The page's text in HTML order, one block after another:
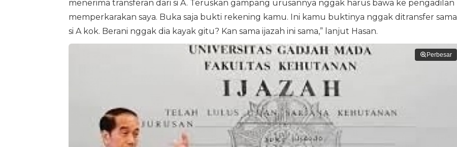
menerima transferan dari si A. Teruskan gampang urusannya nggak harus bawa ke pengadilan
memperkarakan saya. Buka saja bukti rekening kamu. Ini kamu buktinya nggak ditransfer sama
si A kok. Berani nggak dia kayak gitu? Kan sama ijazah ini sama,” lanjut Hasan.
Perbesar